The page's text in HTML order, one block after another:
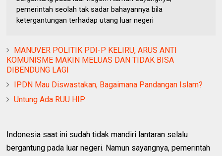
pemerintah seolah tak sadar bahayannya bila
ketergantungan terhadap utang luar negeri
MANUVER POLITIK PDI-P KELIRU, ARUS ANTI
KOMUNISME MAKIN MELUAS DAN TIDAK BISA
DIBENDUNG LAGI
IPDN Mau Diswastakan, Bagaimana Pandangan Islam?
Untung Ada RUU HIP
Indonesia saat ini sudah tidak mandiri lantaran selalu
bergantung pada luar negeri. Namun sayangnya, pemerintah